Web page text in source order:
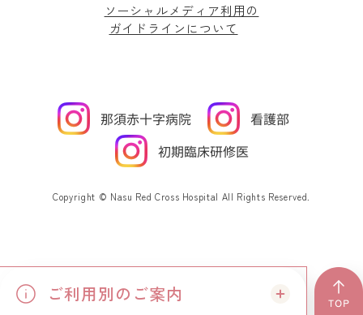
ご利用別のご案内
ソーシャルメディア利用の
ガイドラインについて
Copyright © Nasu Red Cross Hospital All Rights Reserved.